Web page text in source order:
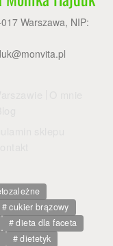
Warszawa, NIP:
cukier brązowy
dieta dla faceta
dietetyk